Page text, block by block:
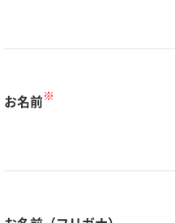
お名前※